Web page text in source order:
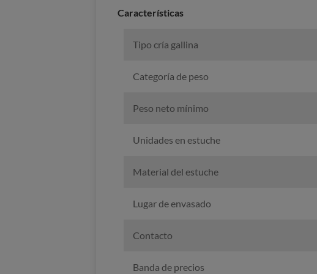
Caracterí­sticas
Tipo cría gallina
Categoría de peso
Peso neto mínimo
Unidades en estuche
Material del estuche
Lugar de envasado
Contacto
Banda de precios